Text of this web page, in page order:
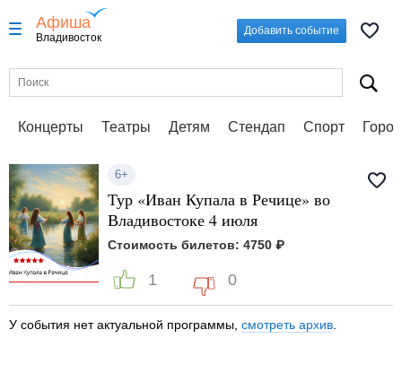
Афиша
Владивосток
Добавить событие
Концерты Театры Детям Стендап Спорт
6+
Тур «Иван Купала в Речице» во
Владивостоке 4 июля
Стоимость билетов: 4750 ₽
1 0
У события нет актуальной программы, смотреть архив